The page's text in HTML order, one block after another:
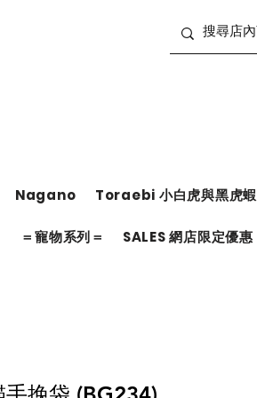
Nagano Toraebi 小白虎與黑虎蝦
＝寵物系列＝ SALES 網店限定優惠